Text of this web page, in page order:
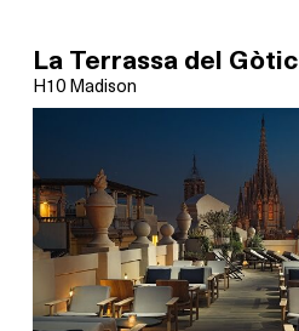
La Terrassa del Gòtic
H10 Madison